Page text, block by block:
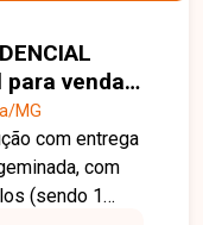
para venda
MG
com entrega
com
(sendo 1